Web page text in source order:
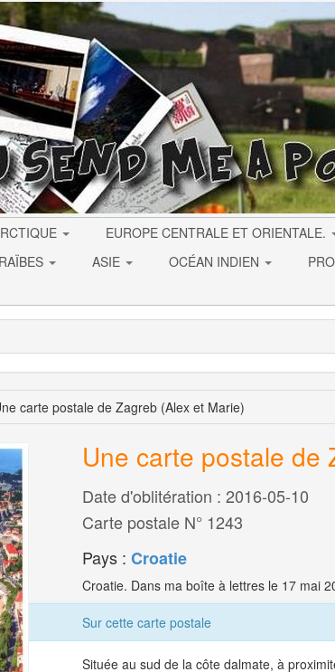
EUROPE CENTRALE ET ORIENTALE.
ASIE OCÉAN INDIEN
carte postale de Zagreb (Alex et Marie)
Une carte postale de
Date d'oblitération : 2016-05-10
Carte postale N° 1243
Pays : Croatie
Croatie. Dans ma boîte à lettres le 17 mai
Sur cette carte postale
Située au sud de la côte dalmate, à